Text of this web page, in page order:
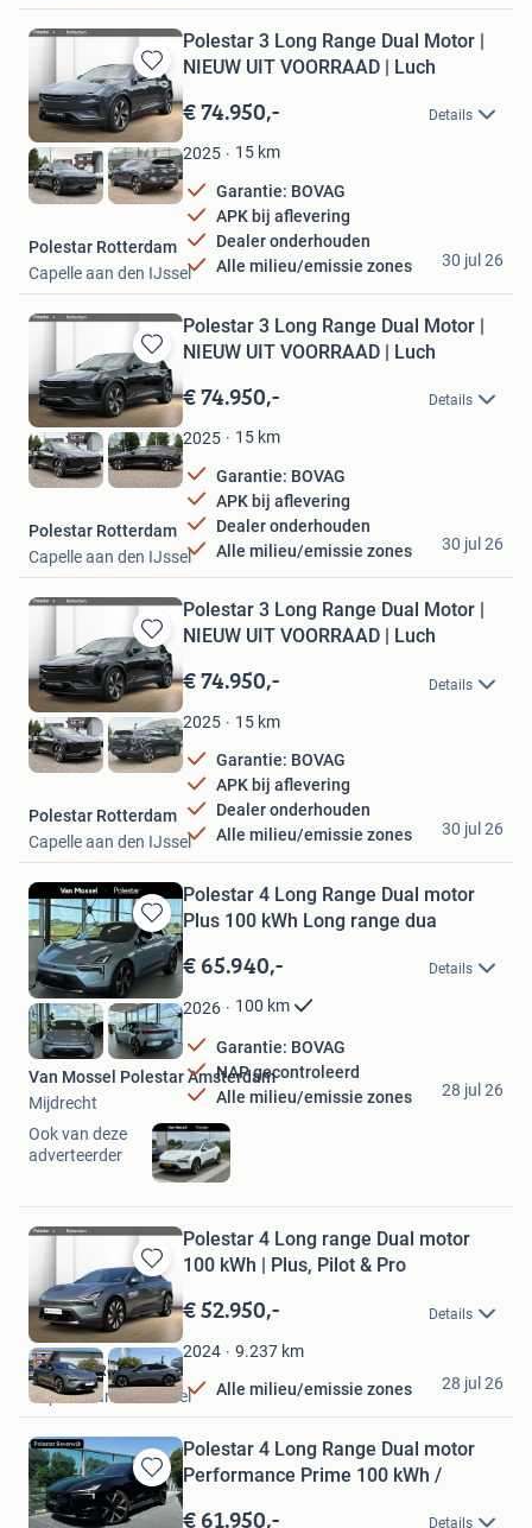
Bewaren
in
Mijn
Favorieten
Polestar 3 Long Range Dual Motor |
NIEUW UIT VOORRAAD | Luch
€ 74.950,- Details
2025 15 km
Garantie: BOVAG
APK bij aflevering
Dealer onderhouden
Alle milieu/emissie zones
Polestar Rotterdam
Capelle aan den IJssel
30 jul 26
Bewaren
in
Mijn
Favorieten
Polestar 3 Long Range Dual Motor |
NIEUW UIT VOORRAAD | Luch
€ 74.950,- Details
2025 15 km
Garantie: BOVAG
APK bij aflevering
Dealer onderhouden
Alle milieu/emissie zones
Polestar Rotterdam
Capelle aan den IJssel
30 jul 26
Bewaren
in
Mijn
Favorieten
Polestar 3 Long Range Dual Motor |
NIEUW UIT VOORRAAD | Luch
€ 74.950,- Details
2025 15 km
Garantie: BOVAG
APK bij aflevering
Dealer onderhouden
Alle milieu/emissie zones
Polestar Rotterdam
Capelle aan den IJssel
30 jul 26
Bewaren
in
Mijn
Favorieten
Polestar 4 Long Range Dual motor
Plus 100 kWh Long range dua
€ 65.940,- Details
2026 100 km
Garantie: BOVAG
NAP gecontroleerd
Alle milieu/emissie zones
Van Mossel Polestar Amsterdam
Mijdrecht
28 jul 26
Ook van deze
adverteerder
Bewaren
in
Mijn
Favorieten
Polestar 4 Long range Dual motor
100 kWh | Plus, Pilot & Pro
€ 52.950,- Details
2024 9.237 km
Alle milieu/emissie zones
Polestar Rotterdam
Capelle aan den IJssel
28 jul 26
Bewaren
in
Polestar 4 Long Range Dual motor
Performance Prime 100 kWh /
€ 61.950,- Details